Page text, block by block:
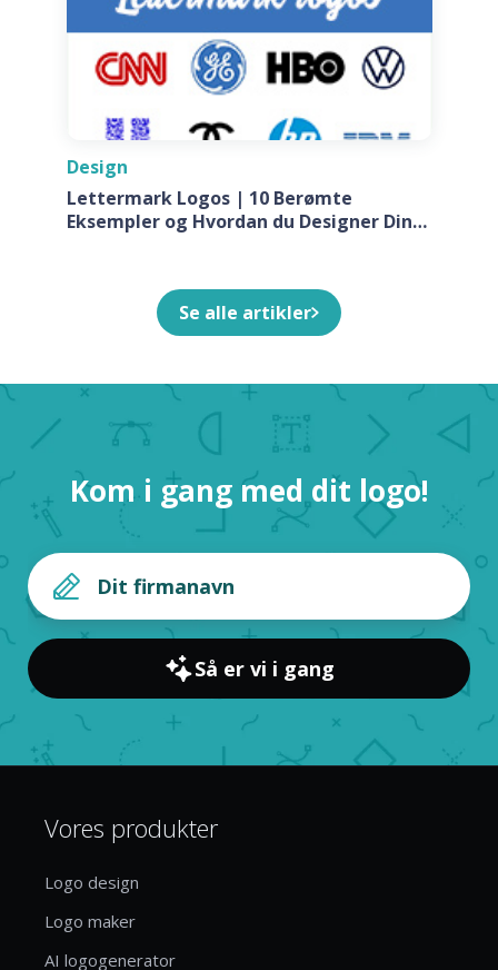
Design
Lettermark Logos | 10 Berømte
Eksempler og Hvordan du Designer Din
Se alle artikler
Kom i gang med dit logo!
Så er vi i gang
Vores produkter
Logo design
Logo maker
AI logogenerator